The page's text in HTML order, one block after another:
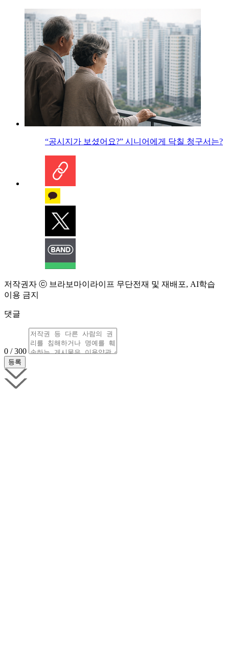
“공시지가 보셨어요?” 시니어에게 닥칠 청구서는?
저작권자 ⓒ 브라보마이라이프 무단전재 및 재배포, AI학습
이용 금지
댓글
0 / 300